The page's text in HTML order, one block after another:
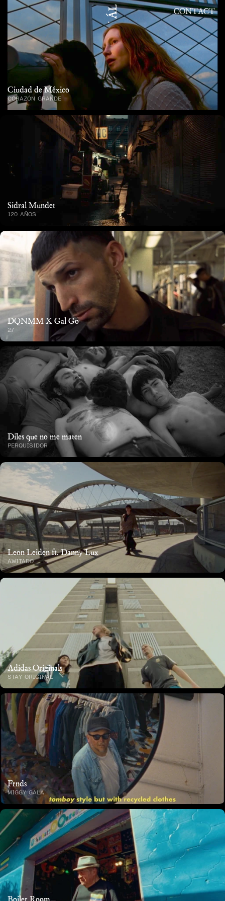
CONTACT
Ciudad de México
CORAZÓN GRANDE
Sidral Mundet
120 AÑOS
DQNMM X Gal Go
27
Diles que no me maten
PERQUISIDOR
Leon Leiden ft. Danny Lux
AWITADO
Adidas Originals
STAY ORIGINAL
Frnds
MIGGY GALA